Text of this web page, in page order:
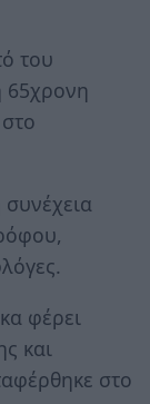
του
65χρονη
φέρει
και
στο